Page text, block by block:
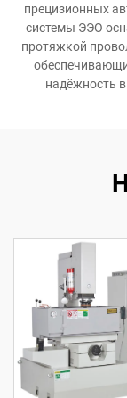
прецизионных
системы ЭЭО
протяжкой
надёжность